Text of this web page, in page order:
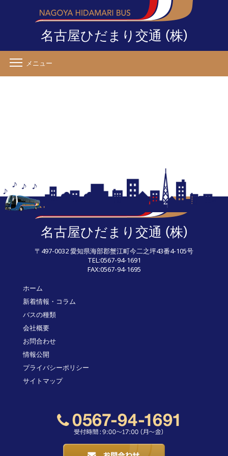
名古屋ひだまり交通 (株)
メニュー
名古屋ひだまり交通 (株)
〒497-0032 愛知県海部郡蟹江町今二之坪43番4-105号
TEL:0567-94-1691
FAX:0567-94-1695
ホーム
新着情報・コラム
バスの種類
会社概要
お問合わせ
情報公開
プライバシーポリシー
サイトマップ